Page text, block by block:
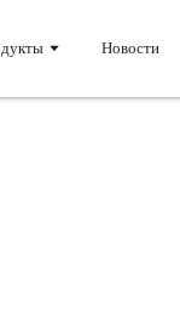
Новости